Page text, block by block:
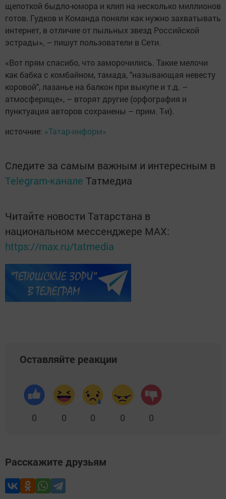
щепоткой быдло-юмора и клип на несколько миллионов
готов. Гудков и Команда поняли как нужно захватывать
интернет, в отличие от пыльных звезд Российской
эстрады», – пишут пользователи в Сети.
«Вот прям спасибо, что заморочились. Такие мелочи
как бабка с комбайном, тамада, "называющая невесту
коровой", лазанье на балкон при выкупе и т.д. –
атмосферище», – вторят другие (орфография и
пунктуация авторов сохранены – прим. Т-и).
источние: «Татар-информ»
Следите за самым важным и интересным в
Telegram-канале Татмедиа
Читайте новости Татарстана в
национальном мессенджере MАХ:
https://max.ru/tatmedia
Оставляйте реакции
0 0 0 0 0
Расскажите друзьям